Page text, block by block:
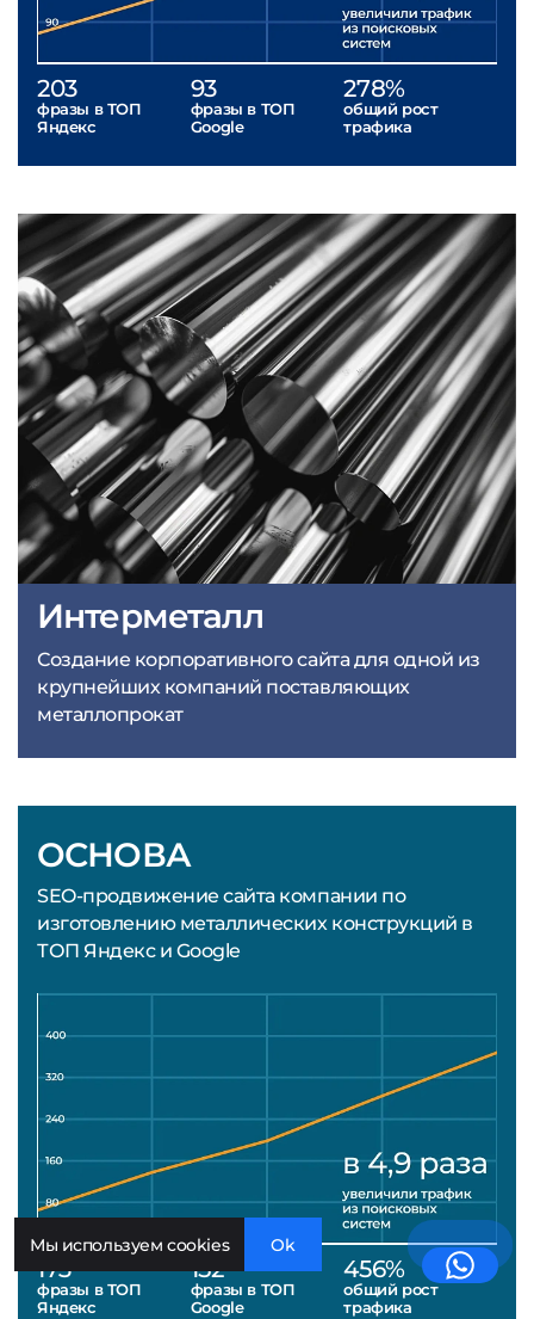
Интерметалл
Создание корпоративного сайта для одной из
крупнейших компаний поставляющих
металлопрокат
203
фразы в ТОП
Яндекс
93
фразы в ТОП
Google
278%
общий рост
трафика
ОСНОВА
SEO-продвижение сайта компании по
изготовлению металлических конструкций в
ТОП Яндекс и Google
173
фразы в ТОП
Яндекс
152
фразы в ТОП
Google
456%
общий рост
трафика
Мы используем cookies Ok